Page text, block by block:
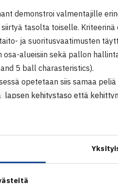
demonstroi valmentajille
tasolta toiselle.
ja suoritusvaatimusten
osa-alueisiin sekä pallon
5 ball charasteristics).
opetetaan siis samaa
lapsen kehitystaso että
osallistuneet valmentajat
joilla alkaa kehittää
Koulutuksessa
osa-alueista
valmentajat.